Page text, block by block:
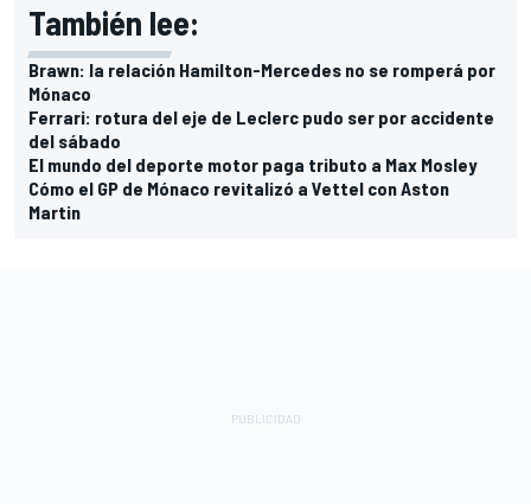
También lee:
Brawn: la relación Hamilton-Mercedes no se romperá por
Mónaco
Ferrari: rotura del eje de Leclerc pudo ser por accidente
del sábado
El mundo del deporte motor paga tributo a Max Mosley
Cómo el GP de Mónaco revitalizó a Vettel con Aston
Martin